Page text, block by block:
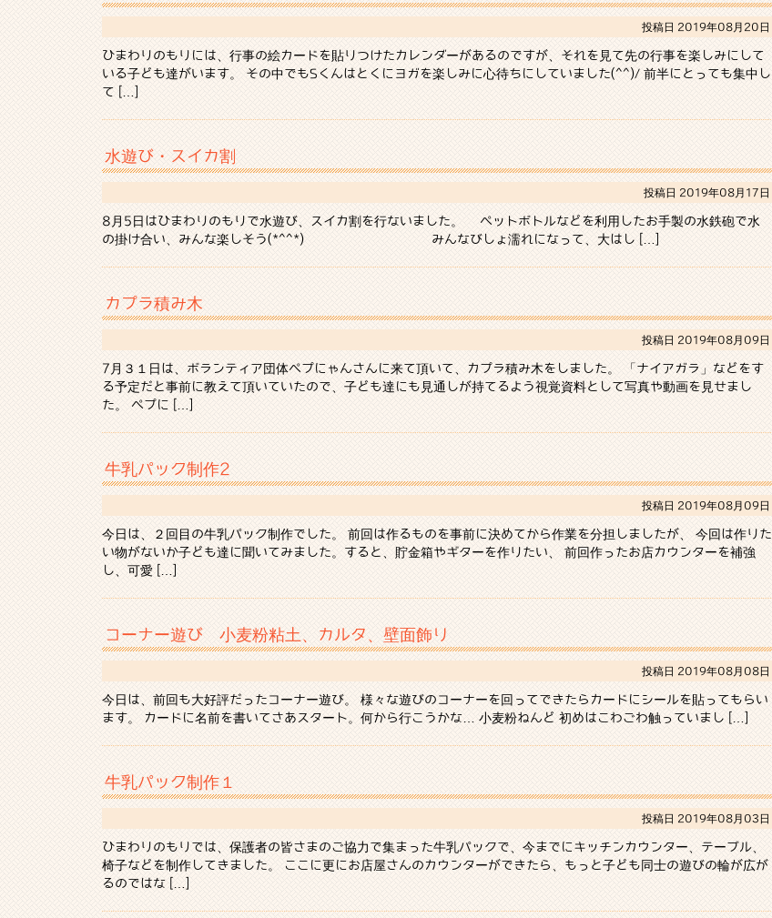
投稿日 2019年08月20日
ひまわりのもりには、行事の絵カードを貼りつけたカレンダーがあるのですが、それを見て先の行事を楽しみにして
いる子ども達がいます。 その中でもSくんはとくにヨガを楽しみに心待ちにしていました(^^)/ 前半にとっても集中し
て […]
水遊び・スイカ割
投稿日 2019年08月17日
8月5日はひまわりのもりで水遊び、スイカ割を行ないました。 ペットボトルなどを利用したお手製の水鉄砲で水
の掛け合い、みんな楽しそう(*^^*) みんなびしょ濡れになって、大はし […]
カプラ積み木
投稿日 2019年08月09日
7月３１日は、ボランティア団体ペプにゃんさんに来て頂いて、カプラ積み木をしました。 「ナイアガラ」などをす
る予定だと事前に教えて頂いていたので、子ども達にも見通しが持てるよう視覚資料として写真や動画を見せまし
た。 ペプに […]
牛乳パック制作2
投稿日 2019年08月09日
今日は、２回目の牛乳パック制作でした。 前回は作るものを事前に決めてから作業を分担しましたが、 今回は作りた
い物がないか子ども達に聞いてみました。すると、貯金箱やギターを作りたい、 前回作ったお店カウンターを補強
し、可愛 […]
コーナー遊び 小麦粉粘土、カルタ、壁面飾り
投稿日 2019年08月08日
今日は、前回も大好評だったコーナー遊び。 様々な遊びのコーナーを回ってできたらカードにシールを貼ってもらい
ます。 カードに名前を書いてさあスタート。何から行こうかな… 小麦粉ねんど 初めはこわごわ触っていまし […]
牛乳パック制作１
投稿日 2019年08月03日
ひまわりのもりでは、保護者の皆さまのご協力で集まった牛乳パックで、今までにキッチンカウンター、テーブル、
椅子などを制作してきました。 ここに更にお店屋さんのカウンターができたら、もっと子ども同士の遊びの輪が広が
るのではな […]